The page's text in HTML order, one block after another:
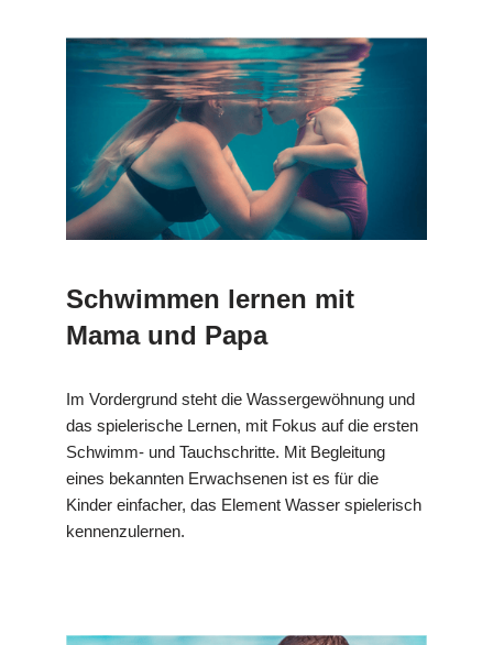
Schwimmen lernen mit
Mama und Papa
Im Vordergrund steht die Wassergewöhnung und
das spielerische Lernen, mit Fokus auf die ersten
Schwimm- und Tauchschritte. Mit Begleitung
eines bekannten Erwachsenen ist es für die
Kinder einfacher, das Element Wasser spielerisch
kennenzulernen.